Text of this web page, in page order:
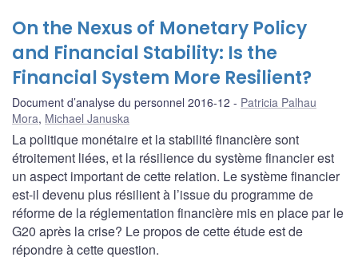
On the Nexus of Monetary Policy
and Financial Stability: Is the
Financial System More Resilient?
Document d’analyse du personnel 2016-12
Patricia Palhau
Mora, Michael Januska
La politique monétaire et la stabilité financière sont
étroitement liées, et la résilience du système financier est
un aspect important de cette relation. Le système financier
est-il devenu plus résilient à l’issue du programme de
réforme de la réglementation financière mis en place par le
G20 après la crise? Le propos de cette étude est de
répondre à cette question.